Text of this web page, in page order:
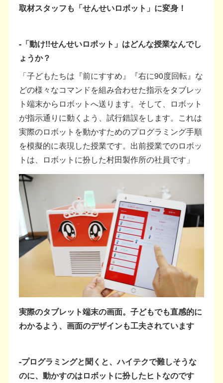
取材スタッフも「せんせいロボット」に変身！
-「動け!!せんせいロボット」はどんな授業なんでし
ょうか？
「子どもたちは『前にすすめ』『右に90度回転』な
どの様々なコマンドを組み合わせた指示をタブレッ
ト端末からロボットへ送ります。そして、ロボット
が指示通りに動くよう、試行錯誤をします。これは
実際のロボットを動かすためのプログラミング手順
を模擬的に表現した授業です。出前授業でのロボッ
トは、ロボットに扮した村田製作所の社員です」
実際のタブレット端末の画面。子どもでも直感的に
わかるよう、画面のデザインも工夫されています
-プログラミングと聞くと、ハイテクで難しそうな
のに、動かすのはロボットに扮したヒトなのです